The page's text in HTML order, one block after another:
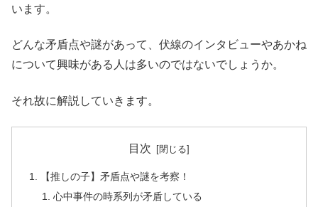
います。
どんな矛盾点や謎があって、伏線のインタビューやあかね
について興味がある人は多いのではないでしょうか。
それ故に解説していきます。
目次
【推しの子】矛盾点や謎を考察！
心中事件の時系列が矛盾している